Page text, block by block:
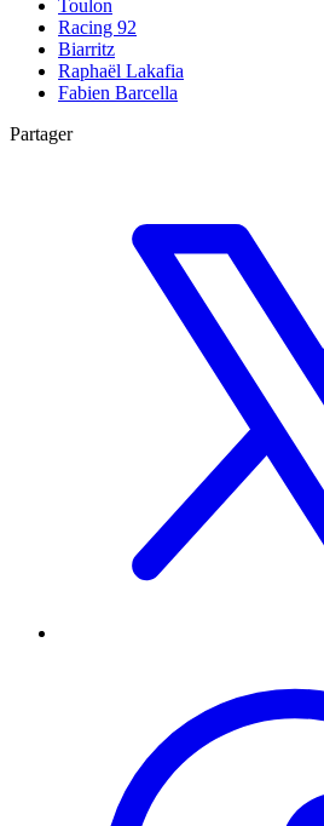
Toulon
Racing 92
Biarritz
Raphaël Lakafia
Fabien Barcella
Partager